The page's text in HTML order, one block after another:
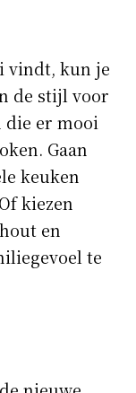
vindt, kun je
de stijl voor
die er mooi
Gaan
keuken
kiezen
en
te